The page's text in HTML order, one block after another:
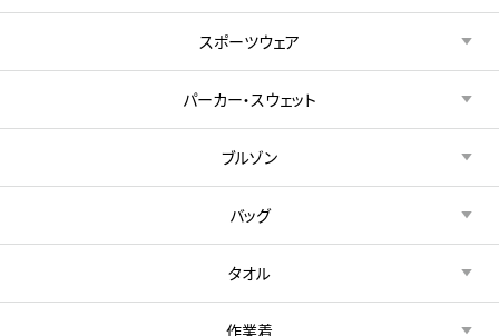
スポーツウェア
パーカー・スウェット
ブルゾン
バッグ
タオル
作業着